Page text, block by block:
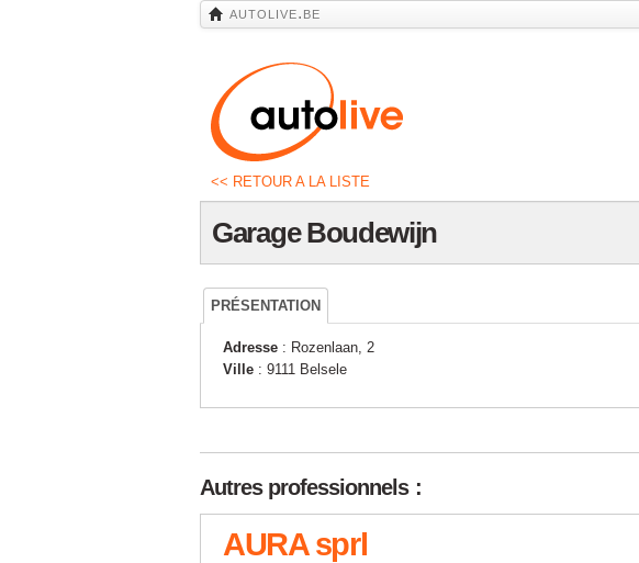
autolive.be
<< RETOUR A LA LISTE
Garage Boudewijn
PRÉSENTATION
Adresse : Rozenlaan, 2
Ville : 9111 Belsele
Autres professionnels :
AURA sprl